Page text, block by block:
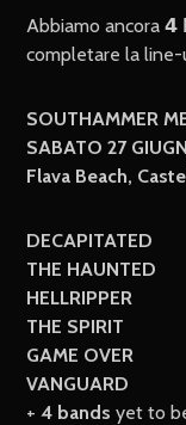
Abbiamo ancora
completare la line-
SOUTHAMMER
SABATO 27
Flava Beach,
DECAPITATED
THE HAUNTED
HELLRIPPER
THE SPIRIT
GAME OVER
VANGUARD
+4 bands yet to